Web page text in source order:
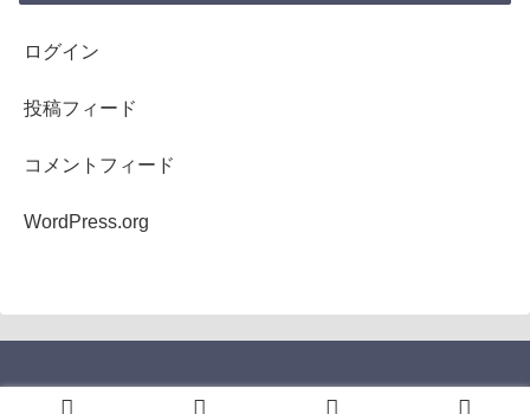
ログイン
投稿フィード
コメントフィード
WordPress.org